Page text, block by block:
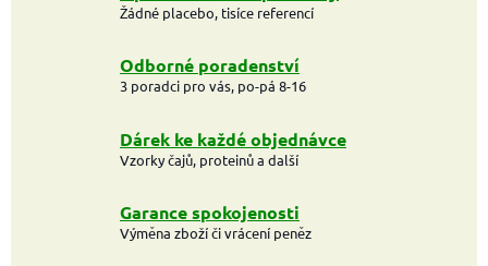
Žádné placebo, tisíce referencí
Odborné poradenství
3 poradci pro vás, po-pá 8-16
Dárek ke každé objednávce
Vzorky čajů, proteinů a další
Garance spokojenosti
Výměna zboží či vrácení peněz